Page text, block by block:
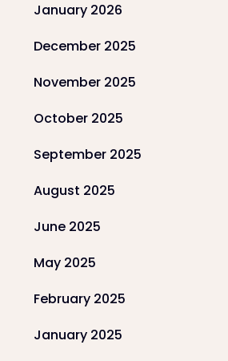
January 2026
December 2025
November 2025
October 2025
September 2025
August 2025
June 2025
May 2025
February 2025
January 2025